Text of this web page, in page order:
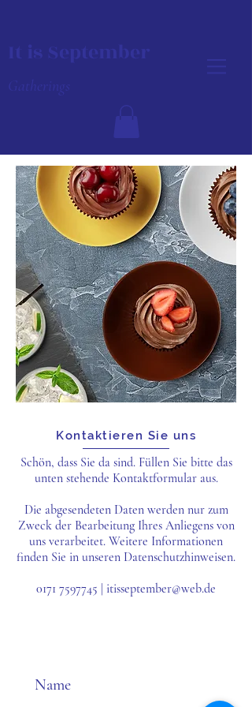
It is September
Gatherings
Kontaktieren Sie uns
Schön, dass Sie da sind. Füllen Sie bitte das
unten stehende Kontaktformular aus.
Die abgesendeten Daten werden nur zum
Zweck der Bearbeitung Ihres Anliegens von
uns verarbeitet. Weitere Informationen
finden Sie in unseren Datenschutzhinweisen.
0171 7597745 | itisseptember@web.de